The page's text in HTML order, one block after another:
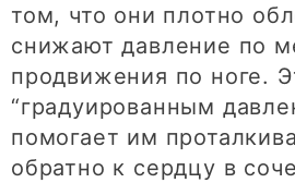
том, что они плотно
снижают давление по
продвижения по ноге.
“градуированным
помогает им
обратно к сердцу в